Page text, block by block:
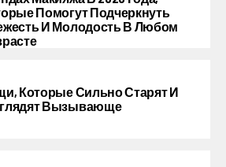
Помогут Подчеркнуть
И Молодость В Любом
Которые Сильно Старят И
Вызывающе